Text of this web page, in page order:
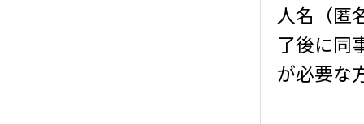
人名（匿
了後に同
が必要な